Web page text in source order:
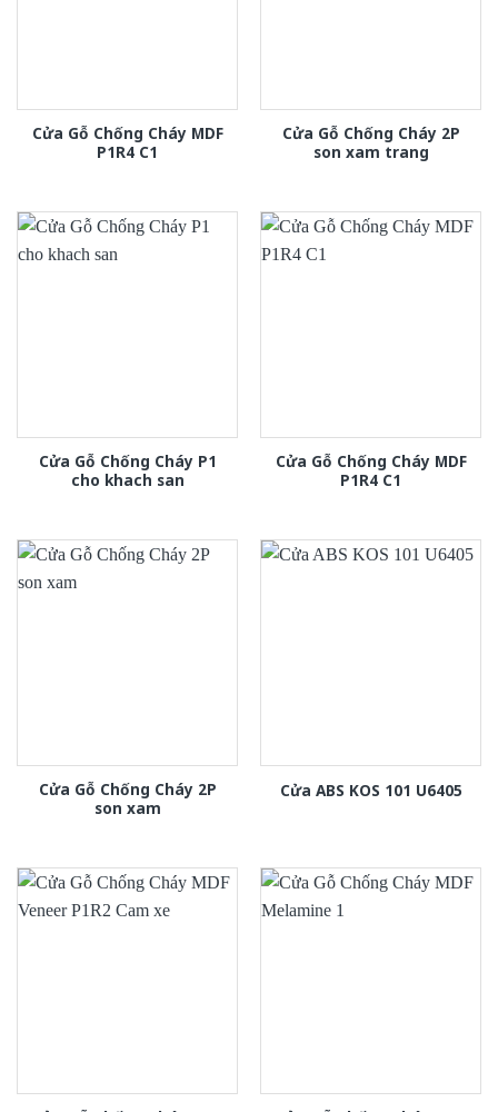
Cửa Gỗ Chống Cháy MDF
P1R4 C1
Cửa Gỗ Chống Cháy 2P
son xam trang
Cửa Gỗ Chống Cháy P1
cho khach san
Cửa Gỗ Chống Cháy MDF
P1R4 C1
Cửa Gỗ Chống Cháy 2P
son xam
Cửa ABS KOS 101 U6405